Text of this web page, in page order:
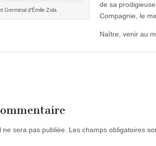
Germinal d’Émile Zola
de sa
Compagnie, le
Naître, venir au
sera pas publiée. Les champs obligatoires